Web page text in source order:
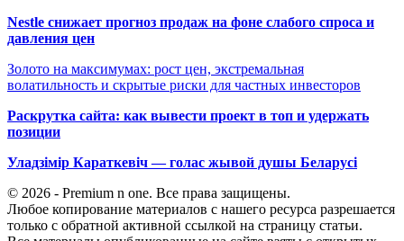
Nestle снижает прогноз продаж на фоне слабого спроса и
давления цен
Золото на максимумах: рост цен, экстремальная
волатильность и скрытые риски для частных инвесторов
Раскрутка сайта: как вывести проект в топ и удержать
позиции
Уладзімір Караткевіч — голас жывой душы Беларусі
© 2026 - Premium n one. Все права защищены.
Любое копирование материалов с нашего ресурса разрешается
только с обратной активной ссылкой на страницу статьи.